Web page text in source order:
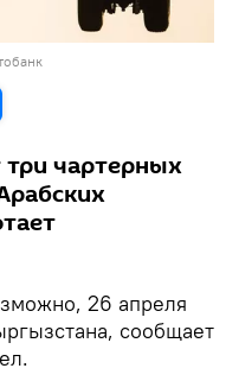
чартерных
26 апреля
сообщает